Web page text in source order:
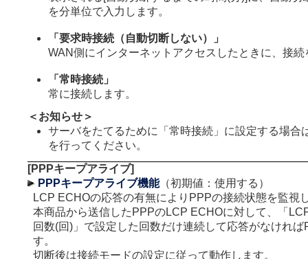
を分単位で入力します。
「要求時接続（自動切断しない）」
WAN側にインターネットアクセスしたときに、接
「常時接続」
常に接続します。
＜お知らせ＞
サーバをたてるために「常時接続」に設定する場合
を行ってください。
[PPPキープアライブ]
PPPキープアライブ機能（初期値：使用する）
LCP ECHOの応答の有無によりPPPの接続状態を監視
本商品から送信したPPPのLCP ECHOに対して、「
回数(回)」で設定した回数だけ連続して応答がなけれ
す。
切断後は接続モードの設定に従って動作します。